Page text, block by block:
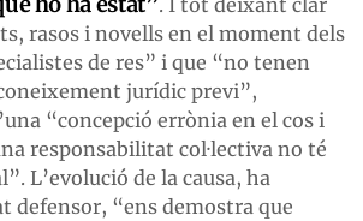
rasos i novells en el moment dels
de res” i que “no tenen
jurídic previ”,
“concepció errònia en el cos i
responsabilitat col·lectiva no té
L’evolució de la causa, ha
defensor, “ens demostra que